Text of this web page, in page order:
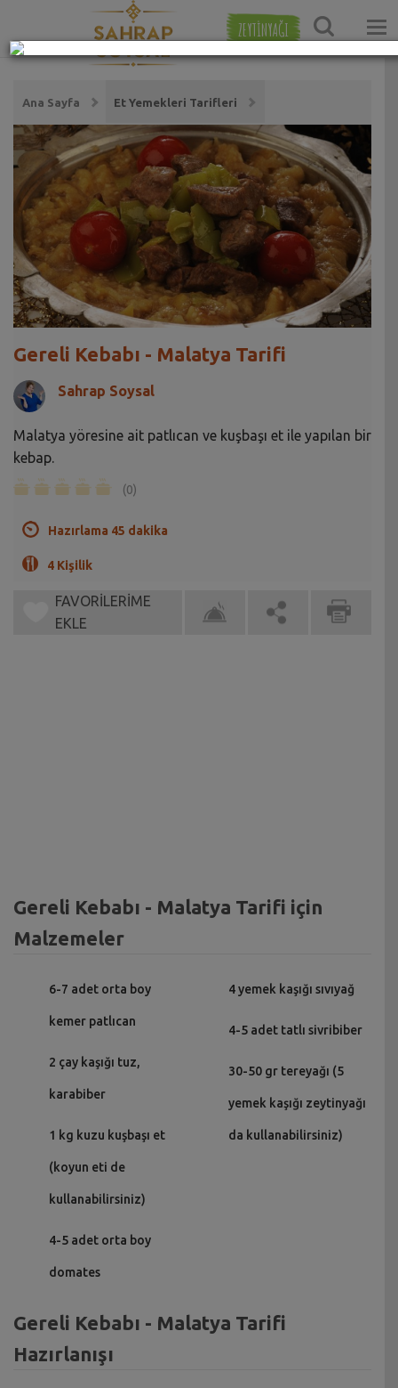
ZEYTİNYAĞI
Ana Sayfa Et Yemekleri Tarifleri
Gereli Kebabı - Malatya Tarifi
Sahrap Soysal
Malatya yöresine ait patlıcan ve kuşbaşı et ile yapılan bir
kebap.
(0)
Hazırlama 45 dakika
4 Kişilik
FAVORİLERİME
EKLE
Gereli Kebabı - Malatya Tarifi için
Malzemeler
6-7 adet orta boy
kemer patlıcan
2 çay kaşığı tuz,
karabiber
1 kg kuzu kuşbaşı et
(koyun eti de
kullanabilirsiniz)
4-5 adet orta boy
domates
4 yemek kaşığı sıvıyağ
4-5 adet tatlı sivribiber
30-50 gr tereyağı (5
yemek kaşığı zeytinyağı
da kullanabilirsiniz)
Gereli Kebabı - Malatya Tarifi
Hazırlanışı